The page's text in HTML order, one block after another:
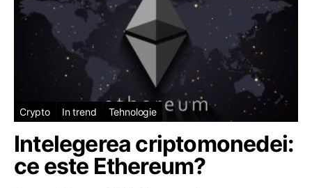
Crypto In trend Tehnologie
Intelegerea criptomonedei:
ce este Ethereum?